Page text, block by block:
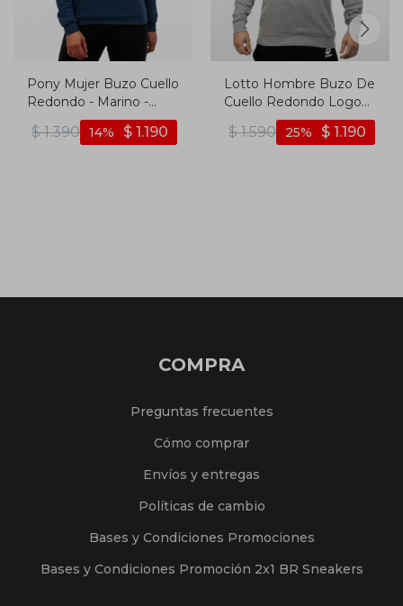
Pony Mujer Buzo Cuello
Redondo - Marino -
$ 1.390 $ 1.190
14
Lotto Hombre Buzo De
Cuello Redondo Logo
Chico - Gris - Gris
$ 1.590 $ 1.190
25
COMPRA
Preguntas frecuentes
Cómo comprar
Envíos y entregas
Políticas de cambio
Bases y Condiciones Promociones
Bases y Condiciones Promoción 2x1 BR Sneakers